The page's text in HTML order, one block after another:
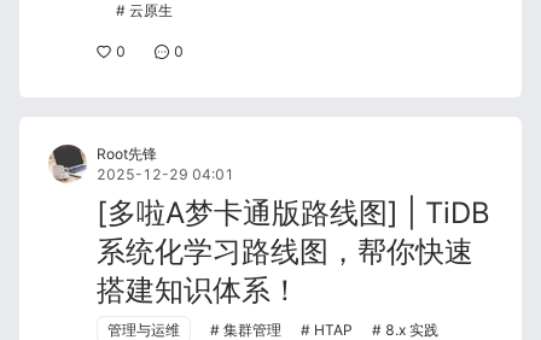
云原生
0 0
Root先锋
2025-12-29 04:01
[多啦A梦卡通版路线图] | TiDB
系统化学习路线图，帮你快速
搭建知识体系！
管理与运维 集群管理 HTAP
8.x 实践